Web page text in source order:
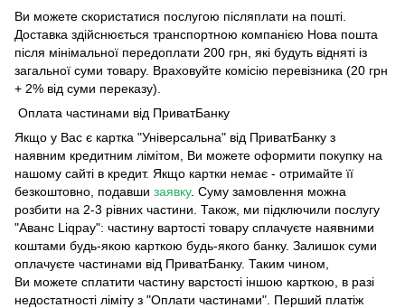
Ви можете скористатися послугою післяплати на пошті.
Доставка здійснюється транспортною компанією Нова пошта
після мінімальної передоплати 200 грн, які будуть відняті із
загальної суми товару. Враховуйте комісію перевізника (20 грн
+ 2% від суми переказу).
Оплата частинами від ПриватБанку
Якщо у Вас є картка "Універсальна" від ПриватБанку з
наявним кредитним лімітом, Ви можете оформити покупку на
нашому сайті в кредит. Якщо картки немає - отримайте її
безкоштовно, подавши заявку. Суму замовлення можна
розбити на 2-3 рівних частини. Також, ми підключили послугу
"Аванс Liqpay": частину вартості товару сплачуєте наявними
коштами будь-якою карткою будь-якого банку. Залишок суми
оплачуєте частинами від ПриватБанку. Таким чином,
Ви можете сплатити частину варстості іншою карткою, в разі
недостатності ліміту з "Оплати частинами". Перший платіж